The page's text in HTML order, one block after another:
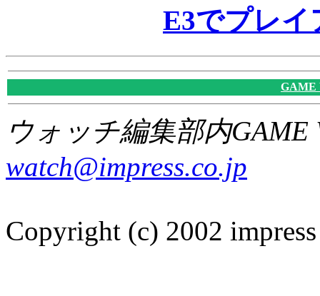
E3でプレイ
GAME
ウォッチ編集部内GAME
watch@impress.co.jp
Copyright (c) 2002